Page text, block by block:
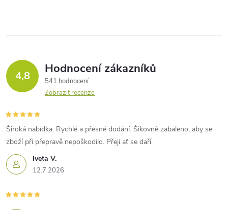
4,8 Hodnocení zákazníků
541 hodnocení
Zobrazit recenze
Iveta V.
12.7.2026
Široká nabídka. Rychlé a přesné dodání. Šikovně zabaleno, aby se
zboží při přepravě nepoškodilo. Přeji ať se daří.